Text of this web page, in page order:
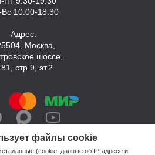
файлы cookie
(cookie, данные об IP-адресе и
10.00-18.30
Адрес:
Москва,
шоссе,
стр.9, эт.2